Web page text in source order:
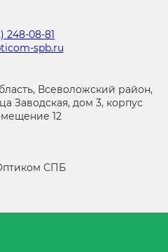
248-08-81
spb.ru
Всеволожский район,
Заводская, дом 3, корпус
12
СПБ